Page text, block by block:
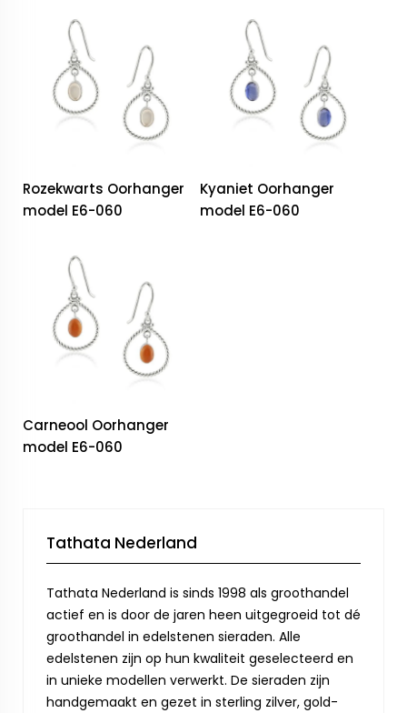
Rozekwarts Oorhanger
model E6-060
Kyaniet Oorhanger
model E6-060
Carneool Oorhanger
model E6-060
Tathata Nederland
Tathata Nederland is sinds 1998 als groothandel
actief en is door de jaren heen uitgegroeid tot dé
groothandel in edelstenen sieraden. Alle
edelstenen zijn op hun kwaliteit geselecteerd en
in unieke modellen verwerkt. De sieraden zijn
handgemaakt en gezet in sterling zilver, gold-